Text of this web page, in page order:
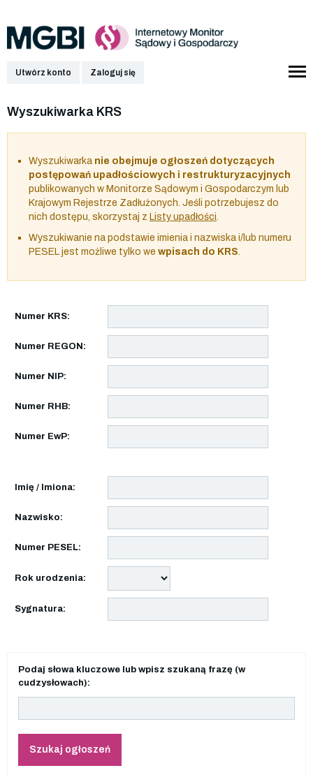
Utwórz konto Zaloguj się
Wyszukiwarka KRS
Wyszukiwarka nie obejmuje ogłoszeń dotyczących
postępowań upadłościowych i restrukturyzacyjnych
publikowanych w Monitorze Sądowym i Gospodarczym lub
Krajowym Rejestrze Zadłużonych. Jeśli potrzebujesz do
nich dostępu, skorzystaj z Listy upadłości.
Wyszukiwanie na podstawie imienia i nazwiska i/lub numeru
PESEL jest możliwe tylko we wpisach do KRS.
Numer KRS:
Numer REGON:
Numer NIP:
Numer RHB:
Numer EwP:
Imię / Imiona:
Nazwisko:
Numer PESEL:
Rok urodzenia:
Sygnatura:
Podaj słowa kluczowe lub wpisz szukaną frazę (w
cudzysłowach):
Szukaj ogłoszeń